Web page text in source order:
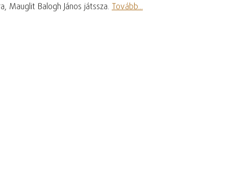
Mauglit Balogh János játssza. Tovább...